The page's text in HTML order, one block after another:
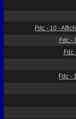
Fdc - 10 -
Fdc -
Fdc
Fdc -